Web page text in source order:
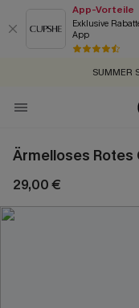
App-Vorteile
Exklusive
App
GRATIS MASSBAND
SUMMER
ZUM
Ärmelloses
29,00 €